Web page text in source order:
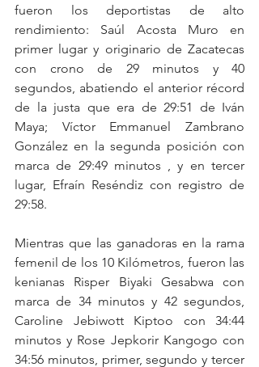
fueron los deportistas de alto
rendimiento: Saúl Acosta Muro en
primer lugar y originario de Zacatecas
con crono de 29 minutos y 40
segundos, abatiendo el anterior récord
de la justa que era de 29:51 de Iván
Maya; Víctor Emmanuel Zambrano
González en la segunda posición con
marca de 29:49 minutos , y en tercer
lugar, Efraín Reséndiz con registro de
29:58.
Mientras que las ganadoras en la rama
femenil de los 10 Kilómetros, fueron las
kenianas Risper Biyaki Gesabwa con
marca de 34 minutos y 42 segundos,
Caroline Jebiwott Kiptoo con 34:44
minutos y Rose Jepkorir Kangogo con
34:56 minutos, primer, segundo y tercer